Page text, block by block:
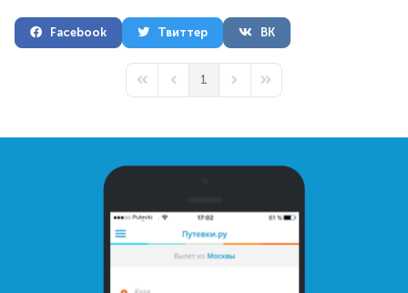
Facebook Твиттер ВК
First PagePrevious Page
1 Next PageLast Page